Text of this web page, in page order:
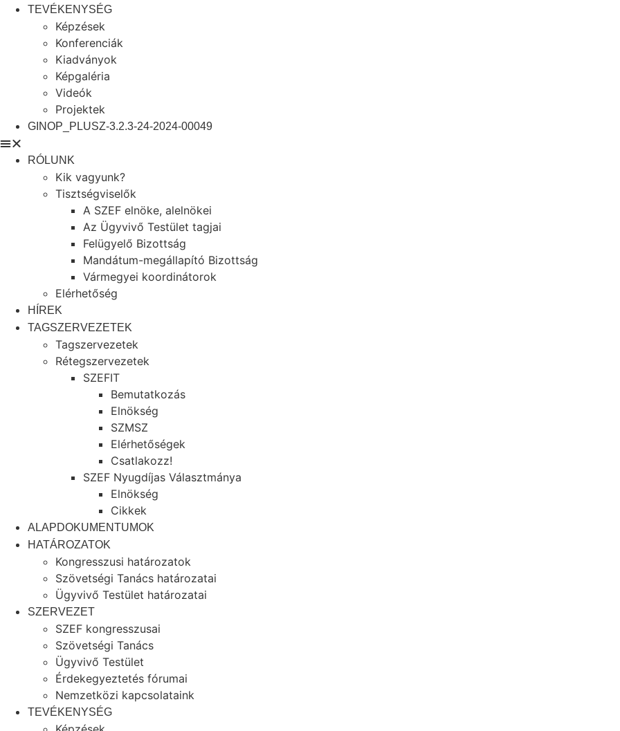
TEVÉKENYSÉG
Képzések
Konferenciák
Kiadványok
Képgaléria
Videók
Projektek
GINOP_PLUSZ-3.2.3-24-2024-00049
RÓLUNK
Kik vagyunk?
Tisztségviselők
A SZEF elnöke, alelnökei
Az Ügyvivő Testület tagjai
Felügyelő Bizottság
Mandátum-megállapító Bizottság
Vármegyei koordinátorok
Elérhetőség
HÍREK
TAGSZERVEZETEK
Tagszervezetek
Rétegszervezetek
SZEFIT
Bemutatkozás
Elnökség
SZMSZ
Elérhetőségek
Csatlakozz!
SZEF Nyugdíjas Választmánya
Elnökség
Cikkek
ALAPDOKUMENTUMOK
HATÁROZATOK
Kongresszusi határozatok
Szövetségi Tanács határozatai
Ügyvivő Testület határozatai
SZERVEZET
SZEF kongresszusai
Szövetségi Tanács
Ügyvivő Testület
Érdekegyeztetés fórumai
Nemzetközi kapcsolataink
TEVÉKENYSÉG